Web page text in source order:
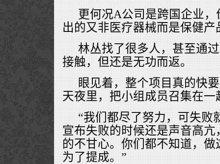
更何况A公司是跨国企业
出的又非医疗器械而是保健产
林丛找了很多人，甚至通
接触，但还是无功而返。
眼见着，整个项目真的快
天夜里，把小组成员召集在一
“我们都尽了努力，可失败
宣布失败的时候还是声音高亢
的不甘心。你们都不知道，
为了提成。”